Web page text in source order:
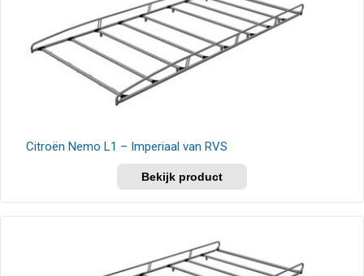
optie
kan
gekozen
worden
op
Citroën Nemo L1 – Imperiaal van RVS